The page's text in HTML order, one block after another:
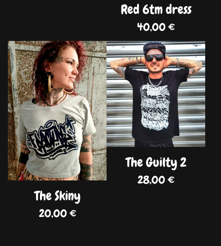
Red 6tm dress
40,00€
DISPO
The Skiny
20,00€
DISPO
The Guilty 2
28,00€